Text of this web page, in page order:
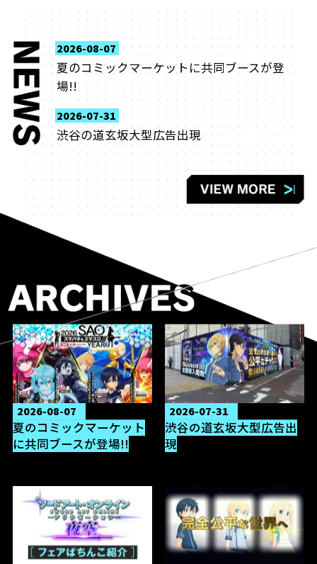
2026-08-07
夏のコミックマーケットに共同ブースが登
場!!
2026-07-31
渋谷の道玄坂大型広告出現
2026-08-07
夏のコミックマーケット
に共同ブースが登場!!
2026-07-31
渋谷の道玄坂大型広告出
現